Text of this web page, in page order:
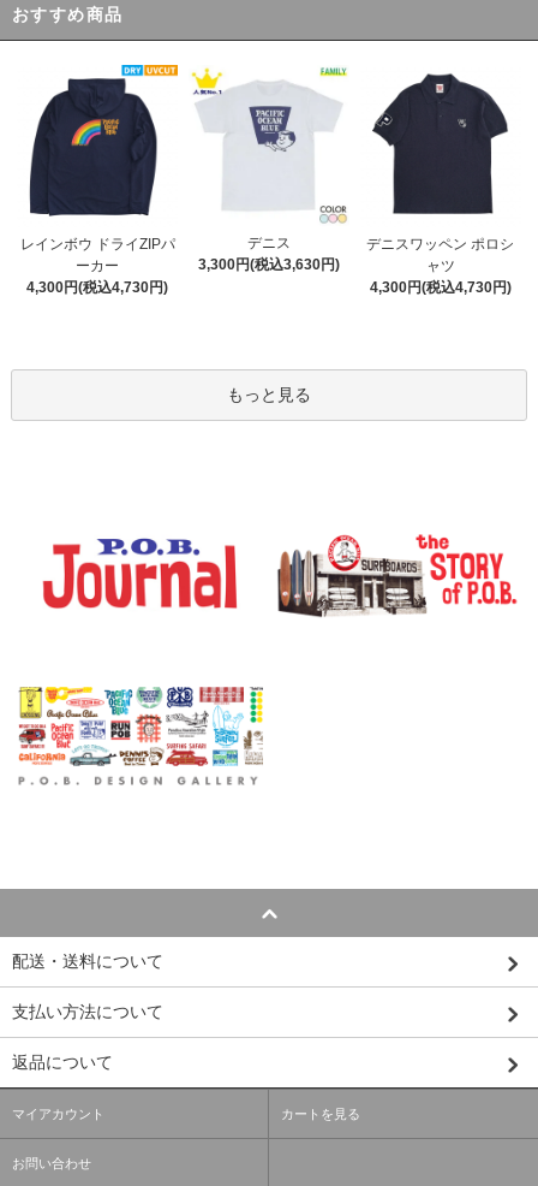
おすすめ商品
レインボウ ドライZIPパ
ーカー
4,300円(税込4,730円)
デニス
3,300円(税込3,630円)
デニスワッペン ポロシ
ャツ
4,300円(税込4,730円)
もっと見る
配送・送料について
支払い方法について
返品について
マイアカウント カートを見る
お問い合わせ